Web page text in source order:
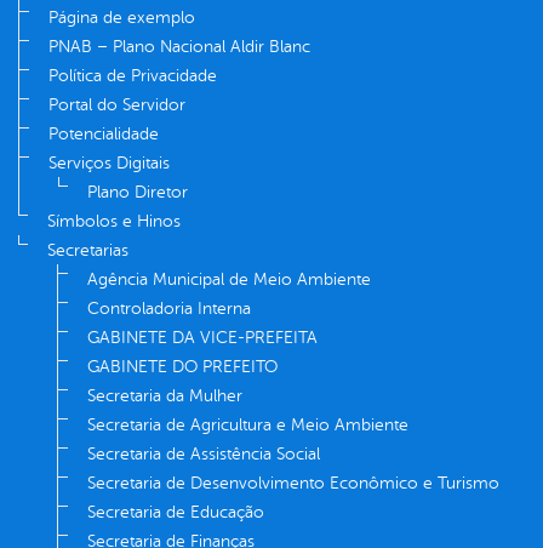
Página de exemplo
PNAB – Plano Nacional Aldir Blanc
Política de Privacidade
Portal do Servidor
Potencialidade
Serviços Digitais
Plano Diretor
Símbolos e Hinos
Secretarias
Agência Municipal de Meio Ambiente
Controladoria Interna
GABINETE DA VICE-PREFEITA
GABINETE DO PREFEITO
Secretaria da Mulher
Secretaria de Agricultura e Meio Ambiente
Secretaria de Assistência Social
Secretaria de Desenvolvimento Econômico e Turismo
Secretaria de Educação
Secretaria de Finanças